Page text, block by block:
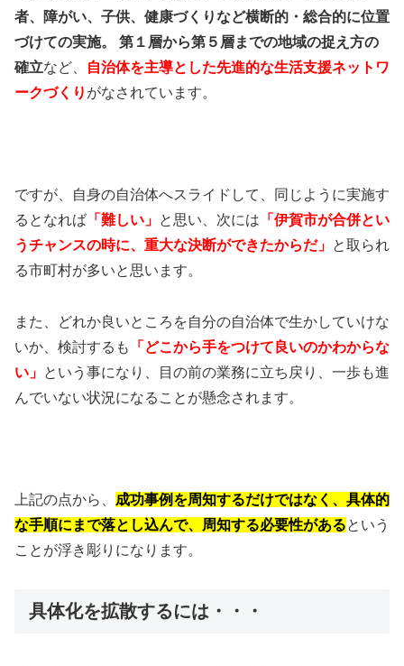
者、障がい、子供、健康づくりなど横断的・総合的に位置
づけての実施。
第１層から第５層までの地域の捉え方の
確立など、
自治体を主導とした先進的な生活支援ネットワ
ークづくり がなされています。
ですが、自身の自治体へスライドして、同じように実施す
るとなれば 「難しい」 と思い、次には 「伊賀市が合併とい
うチャンスの時に、重大な決断ができたからだ」 と取られ
る市町村が多いと思います。
また、どれか良いところを自分の自治体で生かしていけな
いか、検討するも
「どこから手をつけて良いのかわからな
い」 という事になり、目の前の業務に立ち戻り、一歩も進
んでいない状況になることが懸念されます。
上記の点から、 成功事例を周知するだけではなく、具体的
な手順にまで落とし込んで、周知する必要性があるという
ことが浮き彫りになります。
具体化を拡散するには・・・